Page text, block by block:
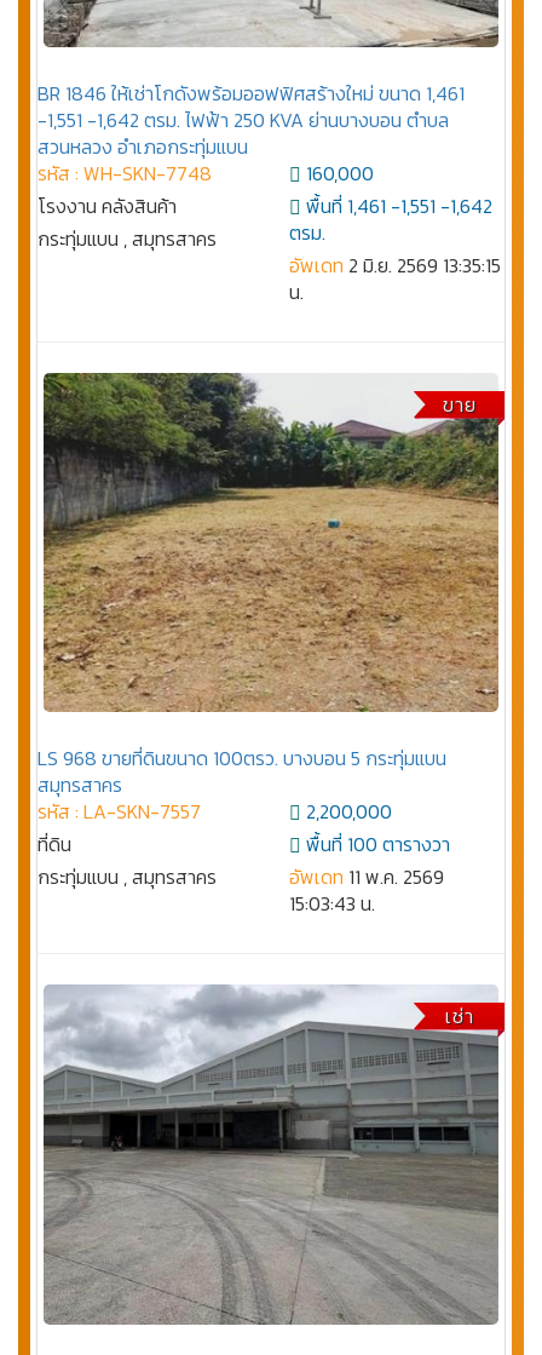
BR 1846 ให้เช่าโกดังพร้อมออฟฟิศสร้างใหม่ ขนาด 1,461
-1,551 -1,642 ตรม. ไฟฟ้า 250 KVA ย่านบางบอน ตำบล
สวนหลวง อำเภอกระทุ่มแบน
รหัส : WH-SKN-7748
โรงงาน คลังสินค้า
กระทุ่มแบน , สมุทรสาคร
160,000
พื้นที่ 1,461 -1,551 -1,642
ตรม.
อัพเดท 2 มิ.ย. 2569 13:35:15
น.
ขาย
LS 968 ขายที่ดินขนาด 100ตรว. บางบอน 5 กระทุ่มแบน
สมุทรสาคร
รหัส : LA-SKN-7557
ที่ดิน
กระทุ่มแบน , สมุทรสาคร
2,200,000
พื้นที่ 100 ตารางวา
อัพเดท 11 พ.ค. 2569
15:03:43 น.
เช่า